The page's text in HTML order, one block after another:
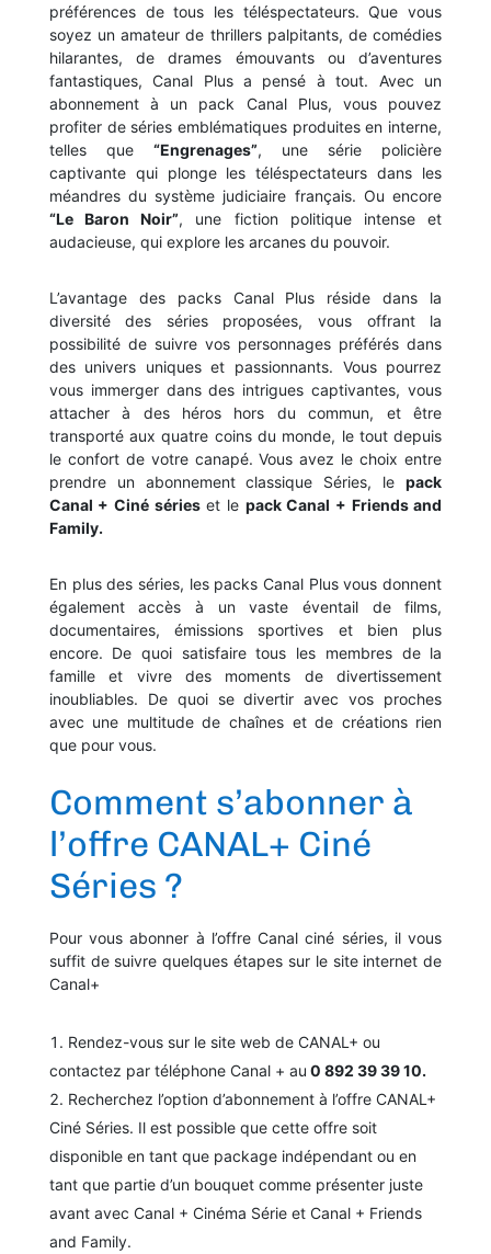
préférences de tous les téléspectateurs. Que vous
soyez un amateur de thrillers palpitants, de comédies
hilarantes, de drames émouvants ou d’aventures
fantastiques, Canal Plus a pensé à tout. Avec un
abonnement à un pack Canal Plus, vous pouvez
profiter de séries emblématiques produites en interne,
telles que “Engrenages”, une série policière
captivante qui plonge les téléspectateurs dans les
méandres du système judiciaire français. Ou encore
“Le Baron Noir”, une fiction politique intense et
audacieuse, qui explore les arcanes du pouvoir.
L’avantage des packs Canal Plus réside dans la
diversité des séries proposées, vous offrant la
possibilité de suivre vos personnages préférés dans
des univers uniques et passionnants. Vous pourrez
vous immerger dans des intrigues captivantes, vous
attacher à des héros hors du commun, et être
transporté aux quatre coins du monde, le tout depuis
le confort de votre canapé. Vous avez le choix entre
prendre un abonnement classique Séries, lepack
Canal + Ciné sérieset le pack Canal + Friends and
Family.
En plus des séries, les packs Canal Plus vous donnent
également accès à un vaste éventail de films,
documentaires, émissions sportives et bien plus
encore. De quoi satisfaire tous les membres de la
famille et vivre des moments de divertissement
inoubliables. De quoi se divertir avec vos proches
avec une multitude de chaînes et de créations rien
que pour vous.
Comment s’abonner à
l’offre CANAL+ Ciné
Séries ?
Pour vous abonner à l’offre Canal ciné séries, il vous
suffit de suivre quelques étapes sur le site internet de
Canal+
Rendez-vous sur le site web de CANAL+ ou
contactez par téléphone Canal + au 0 892 39 39 10.
Recherchez l’option d’abonnement à l’offre CANAL+
Ciné Séries. Il est possible que cette offre soit
disponible en tant que package indépendant ou en
tant que partie d’un bouquet comme présenter juste
avant avec Canal + Cinéma Série et Canal + Friends
and Family.